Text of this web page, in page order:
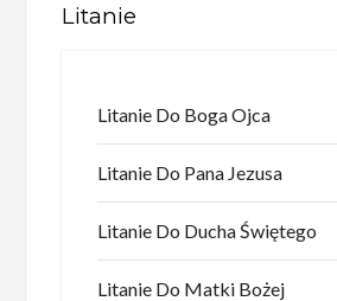
Litanie
Litanie Do Boga Ojca
Litanie Do Pana Jezusa
Litanie Do Ducha Świętego
Litanie Do Matki Bożej